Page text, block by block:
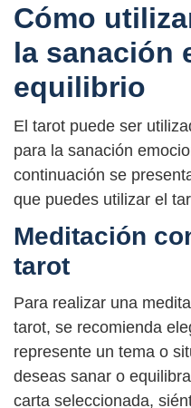
Cómo
la sanación
equilibrio
El tarot puede ser
para la sanación
continuación se
que puedes utilizar el
Meditación
tarot
Para realizar una
tarot, se recomienda
represente un tema o
deseas sanar o
carta seleccionada,